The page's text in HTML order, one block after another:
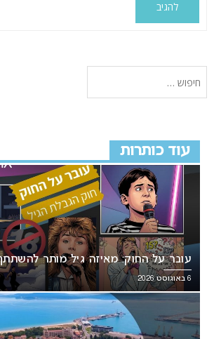
עוד כותרות
עובר על החוק: מאיזה גיל מותר להשתתף
6 באוגוסט 2026